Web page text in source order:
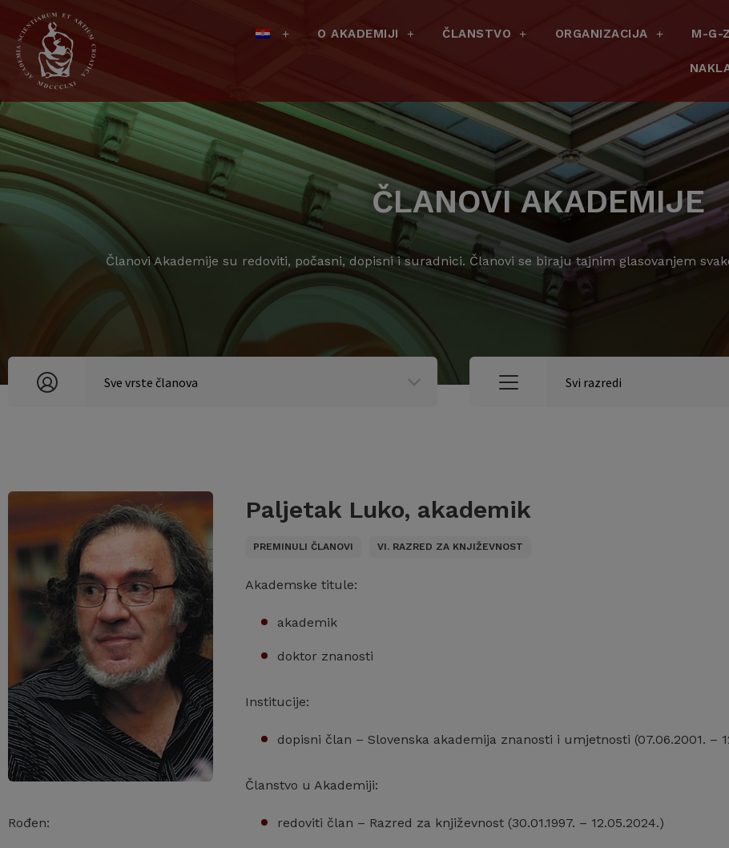
O AKADEMIJI ČLANSTVO ORGANIZACIJA M-G-Z
ČLANOVI AKADEMIJE
Članovi Akademije su redoviti, počasni, dopisni i suradnici. Članovi se biraju tajnim glasovanjem
Rođen:
Paljetak Luko, akademik
PREMINULI ČLANOVI VI. RAZRED ZA KNJIŽEVNOST
Akademske titule:
akademik
doktor znanosti
Institucije:
dopisni član – Slovenska akademija znanosti i umjetnosti (07.06.2001. –
Članstvo u Akademiji:
redoviti član – Razred za književnost (30.01.1997. – 12.05.2024.)